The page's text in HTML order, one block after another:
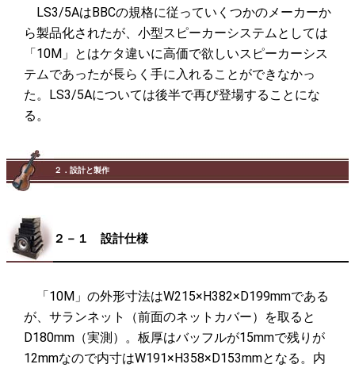
LS3/5AはBBCの規格に従っていくつかのメーカーか
ら製品化されたが、小型スピーカーシステムとしては
「10M」とはケタ違いに高価で欲しいスピーカーシス
テムであったが長らく手に入れることができなかっ
た。LS3/5Aについては後半で再び登場することにな
る。
２．設計と製作
２－１ 設計仕様
「10M」の外形寸法はW215×H382×D199mmである
が、サランネット（前面のネットカバー）を取ると
D180mm（実測）。板厚はバッフルが15mmで残りが
12mmなので内寸はW191×H358×D153mmとなる。内